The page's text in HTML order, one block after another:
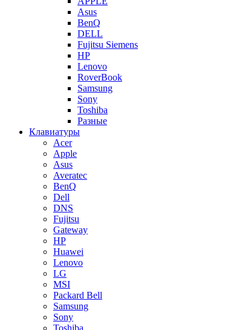
Asus
BenQ
DELL
Fujitsu Siemens
HP
Lenovo
RoverBook
Samsung
Sony
Toshiba
Разные
Клавиатуры
Acer
Apple
Asus
Averatec
BenQ
Dell
DNS
Fujitsu
Gateway
HP
Huawei
Lenovo
LG
MSI
Packard Bell
Samsung
Sony
Toshiba